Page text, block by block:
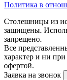
Политика в
Столешницы из
защищены.
запрещено.
Все
характер и ни
офертой.
Заявка на звонок